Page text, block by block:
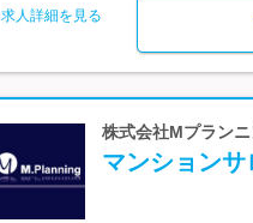
求人詳細を見る
株式会社Mプラン
マンション